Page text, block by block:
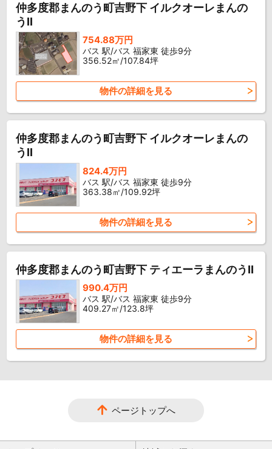
仲多度郡まんのう町吉野下 イルクオーレまんの
うII
754.88万円
バス 駅/バス 福家東 徒歩9分
356.52㎡/107.84坪
物件の詳細を見る
仲多度郡まんのう町吉野下 イルクオーレまんの
うII
824.4万円
バス 駅/バス 福家東 徒歩9分
363.38㎡/109.92坪
物件の詳細を見る
仲多度郡まんのう町吉野下 ティエーラまんのうII
990.4万円
バス 駅/バス 福家東 徒歩9分
409.27㎡/123.8坪
物件の詳細を見る
ページトップへ